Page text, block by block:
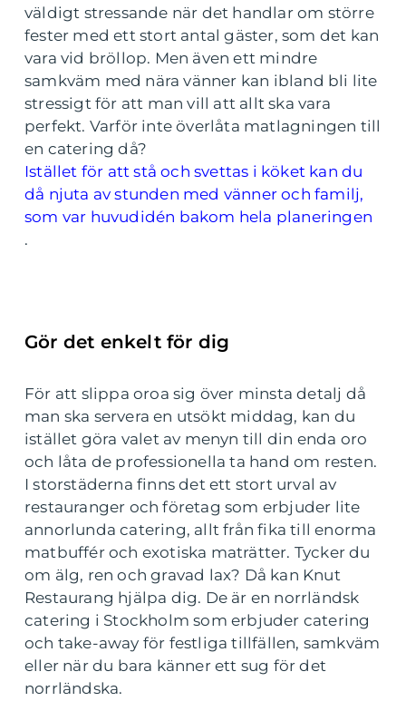
väldigt stressande när det handlar om större
fester med ett stort antal gäster, som det kan
vara vid bröllop. Men även ett mindre
samkväm med nära vänner kan ibland bli lite
stressigt för att man vill att allt ska vara
perfekt. Varför inte överlåta matlagningen till
en catering då?
Istället för att stå och svettas i köket kan du
då njuta av stunden med vänner och familj,
som var huvudidén bakom hela planeringen
.
Gör det enkelt för dig
För att slippa oroa sig över minsta detalj då
man ska servera en utsökt middag, kan du
istället göra valet av menyn till din enda oro
och låta de professionella ta hand om resten.
I storstäderna finns det ett stort urval av
restauranger och företag som erbjuder lite
annorlunda catering, allt från fika till enorma
matbuffér och exotiska maträtter. Tycker du
om älg, ren och gravad lax? Då kan Knut
Restaurang hjälpa dig. De är en norrländsk
catering i Stockholm som erbjuder catering
och take-away för festliga tillfällen, samkväm
eller när du bara känner ett sug för det
norrländska.